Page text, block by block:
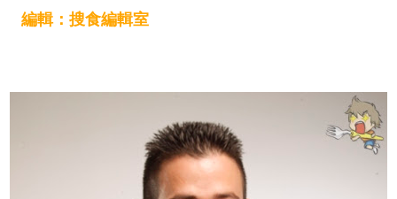
編輯：搜食編輯室